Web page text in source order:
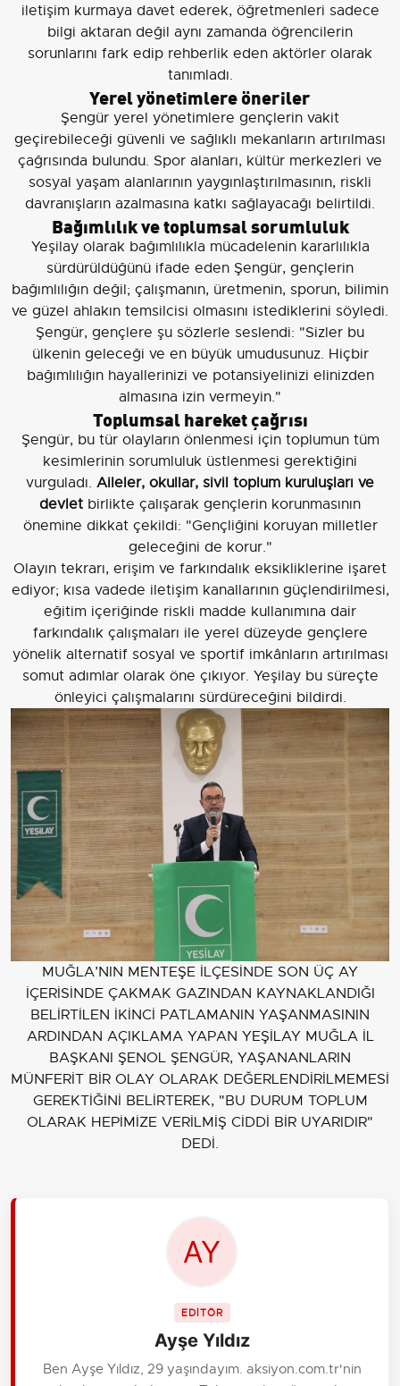
iletişim kurmaya davet ederek, öğretmenleri sadece
bilgi aktaran değil aynı zamanda öğrencilerin
sorunlarını fark edip rehberlik eden aktörler olarak
tanımladı.
Yerel yönetimlere öneriler
Şengür yerel yönetimlere gençlerin vakit
geçirebileceği güvenli ve sağlıklı mekanların artırılması
çağrısında bulundu. Spor alanları, kültür merkezleri ve
sosyal yaşam alanlarının yaygınlaştırılmasının, riskli
davranışların azalmasına katkı sağlayacağı belirtildi.
Bağımlılık ve toplumsal sorumluluk
Yeşilay olarak bağımlılıkla mücadelenin kararlılıkla
sürdürüldüğünü ifade eden Şengür, gençlerin
bağımlılığın değil; çalışmanın, üretmenin, sporun, bilimin
ve güzel ahlakın temsilcisi olmasını istediklerini söyledi.
Şengür, gençlere şu sözlerle seslendi: "Sizler bu
ülkenin geleceği ve en büyük umudusunuz. Hiçbir
bağımlılığın hayallerinizi ve potansiyelinizi elinizden
almasına izin vermeyin."
Toplumsal hareket çağrısı
Şengür, bu tür olayların önlenmesi için toplumun tüm
kesimlerinin sorumluluk üstlenmesi gerektiğini
vurguladı. Aileler, okullar, sivil toplum kuruluşları ve
devlet birlikte çalışarak gençlerin korunmasının
önemine dikkat çekildi: "Gençliğini koruyan milletler
geleceğini de korur."
Olayın tekrarı, erişim ve farkındalık eksikliklerine işaret
ediyor; kısa vadede iletişim kanallarının güçlendirilmesi,
eğitim içeriğinde riskli madde kullanımına dair
farkındalık çalışmaları ile yerel düzeyde gençlere
yönelik alternatif sosyal ve sportif imkânların artırılması
somut adımlar olarak öne çıkıyor. Yeşilay bu süreçte
önleyici çalışmalarını sürdüreceğini bildirdi.
MUĞLA’NIN MENTEŞE İLÇESİNDE SON ÜÇ AY
İÇERİSİNDE ÇAKMAK GAZINDAN KAYNAKLANDIĞI
BELİRTİLEN İKİNCİ PATLAMANIN YAŞANMASININ
ARDINDAN AÇIKLAMA YAPAN YEŞİLAY MUĞLA İL
BAŞKANI ŞENOL ŞENGÜR, YAŞANANLARIN
MÜNFERİT BİR OLAY OLARAK DEĞERLENDİRİLMEMESİ
GEREKTİĞİNİ BELİRTEREK, "BU DURUM TOPLUM
OLARAK HEPİMİZE VERİLMİŞ CİDDİ BİR UYARIDIR"
DEDİ.
EDİTÖR
Ayşe Yıldız
Ben Ayşe Yıldız, 29 yaşındayım. aksiyon.com.tr'nin